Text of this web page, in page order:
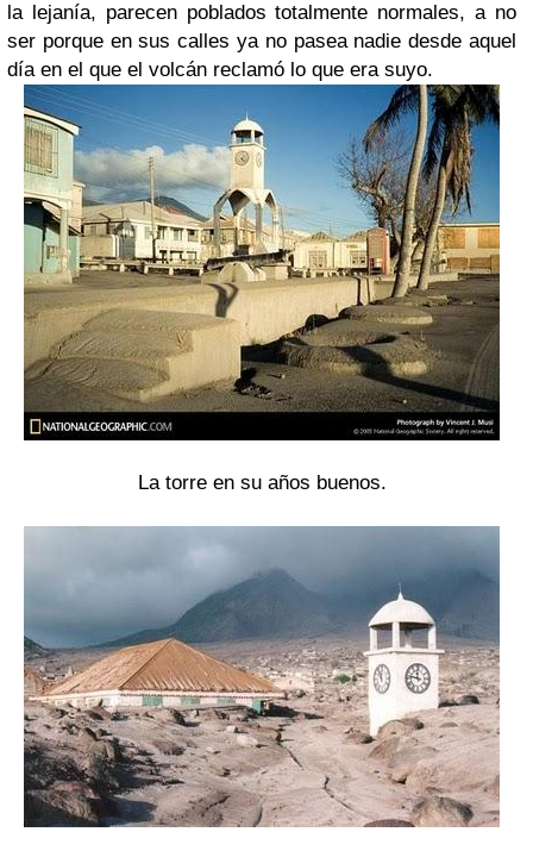
la lejanía, parecen poblados totalmente normales, a no
ser porque en sus calles ya no pasea nadie desde aquel
día en el que el volcán reclamó lo que era suyo.
La torre en su años buenos.